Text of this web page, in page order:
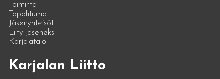
Toiminta
Tapahtumat
Jäsenyhteisöt
Liity jäseneksi
Karjalatalo
Karjalan Liitto